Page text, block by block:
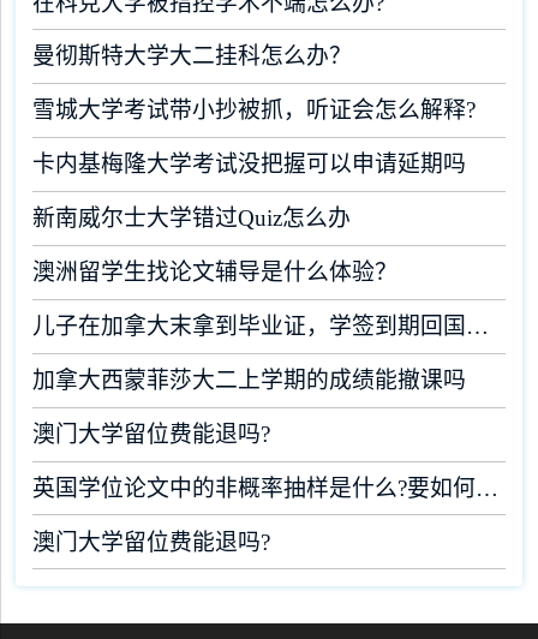
曼彻斯特大学大二挂科怎么办？
雪城大学考试带小抄被抓，听证会怎么解释?
卡内基梅隆大学考试没把握可以申请延期吗
新南威尔士大学错过Quiz怎么办
澳洲留学生找论文辅导是什么体验？
儿子在加拿大末拿到毕业证，学签到期回国了有办法补救吗
加拿大西蒙菲莎大二上学期的成绩能撤课吗
澳门大学留位费能退吗?
英国学位论文中的非概率抽样是什么?要如何完成?
澳门大学留位费能退吗?